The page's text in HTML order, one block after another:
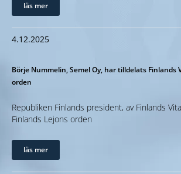
läs mer
4.12.2025
Börje Nummelin, Semel Oy, har tilldelats Finlands
orden
Republiken Finlands president, av Finlands
Finlands Lejons orden
läs mer